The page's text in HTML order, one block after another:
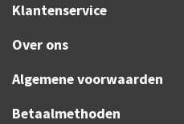
Klantenservice
Over ons
Algemene voorwaarden
Betaalmethoden